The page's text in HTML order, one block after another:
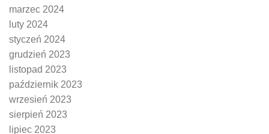
marzec 2024
luty 2024
styczeń 2024
grudzień 2023
listopad 2023
październik 2023
wrzesień 2023
sierpień 2023
lipiec 2023